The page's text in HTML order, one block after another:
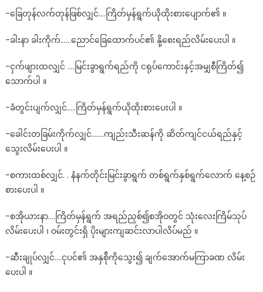
-ခြေတုန်လက်တုန်ဖြစ်လျှင်….ကြိတ်မှန်ရွက်ယိုထိုးစားပျောက်၏ ။
-ခါးနာ ခါးကိုက်……ညောင်ခြေထောက်ပင်၏ နို့စေးရည်လိမ်းပေးပါ ။
-ငှက်ဖျားထလျှင် ….မြင်းခွာရွက်ရည်ကို ငရုပ်ကောင်းနှင့်အမျှစီကြိတ်၍
သောက်ပါ ။
-ခံတွင်းပျက်လျှင်…..ကြိတ်မှန်ရွက်ယိုထိုးစားပေးပါ ။
-ခေါင်းတခြမ်းကိုက်လျှင်…….ကျည်းသီးဆန်ကို ဆိတ်ကျင်ငယ်ရည်နှင့်
သွေးလိမ်းပေးပါ ။
-စကားထစ်လျှင်. . နံနက်တိုင်းမြင်းခွာရွက် တစ်ရွက်နှစ်ရွက်လောက် နေ့စဉ်
စားပေးပါ ။
-စအိုယားနာ….ကြိတ်မှန်ရွက် အရည်ညှစ်၍စအိုဝတွင် သုံးလေးကြိမ်သုပ်
လိမ်းပေးပါ ၊ ဝမ်းတွင်းရှိ ပိုးများကျဆင်းလာပါလိပ်မည် ။
-ဆီးချုပ်လျှင်….ငုပင်၏ အနှစ်ိုကိုသွေး၍ ချက်အောက်မကြာခဏ လိမ်း
ပေးပါ ။